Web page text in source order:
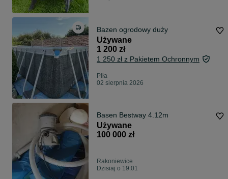
Bazen ogrodowy duży
Używane
1 200 zł
1 250 zł z Pakietem Ochronnym
Piła
02 sierpnia 2026
Basen Bestway 4.12m
Używane
100 000 zł
Rakoniewice
Dzisiaj o 19:01